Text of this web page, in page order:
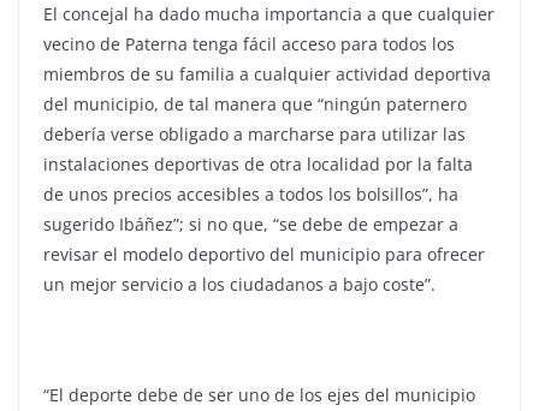
El concejal ha dado mucha importancia a que cualquier
vecino de Paterna tenga fácil acceso para todos los
miembros de su familia a cualquier actividad deportiva
del municipio, de tal manera que “ningún paternero
debería verse obligado a marcharse para utilizar las
instalaciones deportivas de otra localidad por la falta
de unos precios accesibles a todos los bolsillos”, ha
sugerido Ibáñez”; si no que, “se debe de empezar a
revisar el modelo deportivo del municipio para ofrecer
un mejor servicio a los ciudadanos a bajo coste”.
“El deporte debe de ser uno de los ejes del municipio